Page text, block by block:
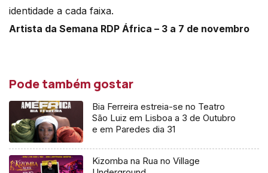
identidade a cada faixa.
Artista da Semana RDP África – 3 a 7 de novembro
Pode também gostar
Bia Ferreira estreia-se no Teatro
São Luiz em Lisboa a 3 de Outubro
e em Paredes dia 31
Kizomba na Rua no Village